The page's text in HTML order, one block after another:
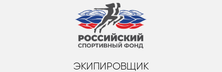
ЭКИПИРОВЩИК